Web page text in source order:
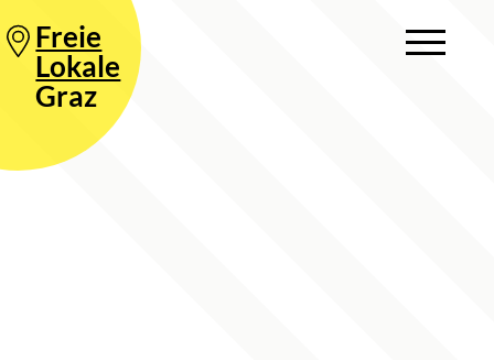
Freie
Lokale
Graz